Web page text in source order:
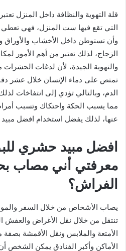
قلة التهوية والنظافة داخل المنزل
التي تقع فيها ست المنزل، فهي تعطي
وأن تستوطن داخل الأخشاب
الزجاج، لذلك تعتبر من أهم الأمور
والتهوية الجيدة، لأن لدغات
الدم، وبالتالي تؤدي إلى انتفاخات
مما يسبب الحكة واحتكاك وتسبب
عنها، لذلك يفضل استخدام افضل
افضل مبيد حشري
معرفتي أني مصاب
الفراش؟
يصاب الأشخاص من خلال السفر
تنتقل من خلال نقل الأغراض والعفش
الأمتعة والملابس ونقل الأقمشة
الأماكن وأكبر الفنادق يمكن الشخص